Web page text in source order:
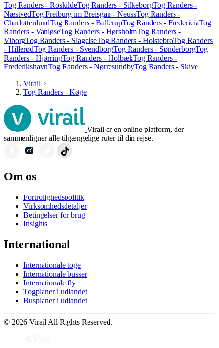
Tog Randers - RoskildeTog Randers - SilkeborgTog Randers -
NæstvedTog Freiburg im Breisgau - NeussTog Randers -
CharlottenlundTog Randers - BallerupTog Randers - FredericiaTog
Randers - VanløseTog Randers - HørsholmTog Randers -
ViborgTog Randers - SlagelseTog Randers - HolstebroTog Randers
- HillerødTog Randers - SvendborgTog Randers - SønderborgTog
Randers - HjørringTog Randers - HolbækTog Randers -
FrederikshavnTog Randers - NørresundbyTog Randers - Skive
Virail >
Tog Randers - Køge
Virail er en online platform, der
sammenligner alle tilgængelige ruter til din rejse.
Om os
Fortrolighedspolitik
Virksomhedsdetaljer
Betingelser for brug
Insights
International
Internationale toge
Internationale busser
Internationale fly
Togplaner i udlandet
Busplaner i udlandet
© 2026 Virail All Rights Reserved.